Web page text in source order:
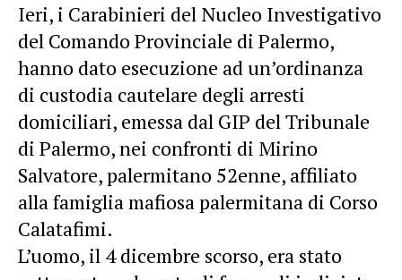
Ieri, i Carabinieri del Nucleo Investigativo
del Comando Provinciale di Palermo,
hanno dato esecuzione ad un’ordinanza
di custodia cautelare degli arresti
domiciliari, emessa dal GIP del Tribunale
di Palermo, nei confronti di Mirino
Salvatore, palermitano 52enne, affiliato
alla famiglia mafiosa palermitana di Corso
Calatafimi.
L’uomo, il 4 dicembre scorso, era stato